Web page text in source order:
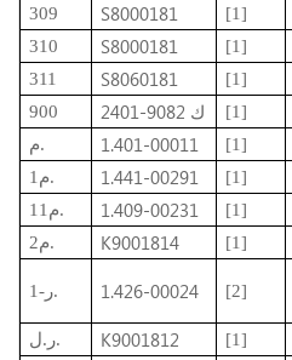
309
S8000181 [1]
310
S8000181 [1]
311
S8060181 [1]
900
2401-9082 ك [1]
م.
1.401-00011 [1]
م1.
1.441-00291 [1]
م11.
1.409-00231 [1]
م2.
K9001814 [1]
ر-1. 1.426-00024 [2]
ر.ل.
K9001812 [1]